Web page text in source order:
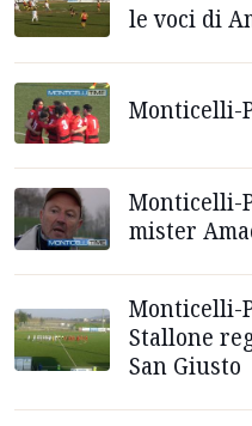
le voci di
Monticelli-
Monticelli-
mister
Monticelli-
Stallone
San Giusto